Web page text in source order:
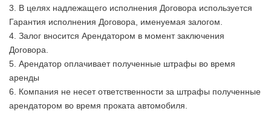
3. В целях надлежащего исполнения Договора используется
Гарантия исполнения Договора, именуемая залогом.
4. Залог вносится Арендатором в момент заключения
Договора.
5. Арендатор оплачивает полученные штрафы во время
аренды
6. Компания не несет ответственности за штрафы полученные
арендатором во время проката автомобиля.